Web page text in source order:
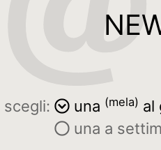
scegli: una (mela) al
una a